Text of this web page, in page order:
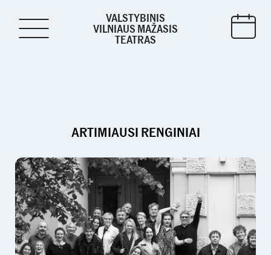
VALSTYBINIS
VILNIAUS MAŽASIS
TEATRAS
ARTIMIAUSI RENGINIAI